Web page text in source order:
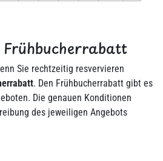
Sie rechtzeitig resvervieren
. Den Frühbucherrabatt gibt es
Die genauen Konditionen
des jeweiligen Angebots